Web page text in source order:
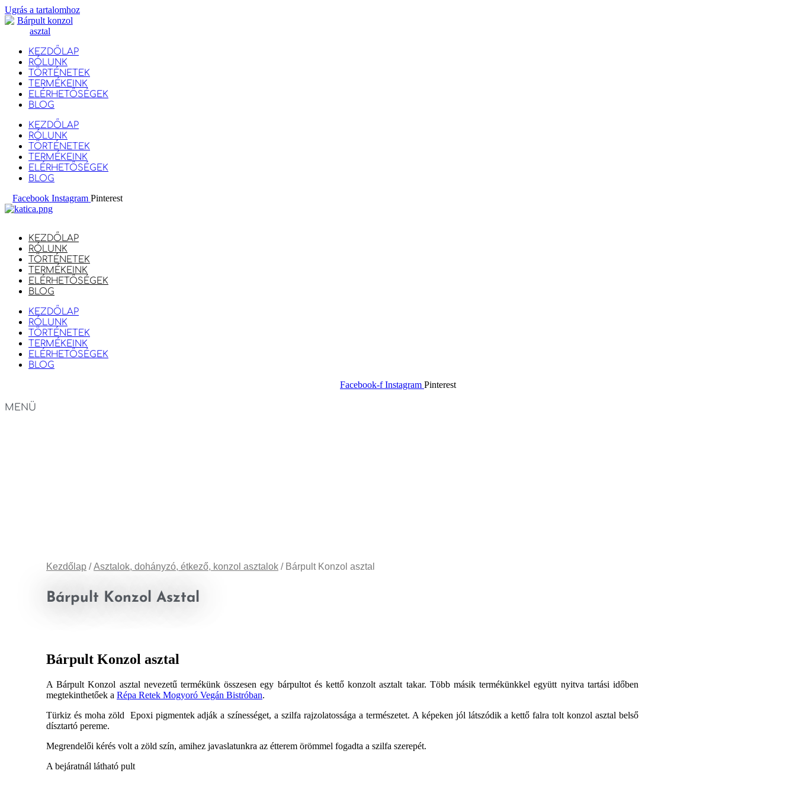
Ugrás a tartalomhoz
KEZDŐLAP
RÓLUNK
TÖRTÉNETEK
TERMÉKEINK
ELÉRHETŐSÉGEK
BLOG
KEZDŐLAP
RÓLUNK
TÖRTÉNETEK
TERMÉKEINK
ELÉRHETŐSÉGEK
BLOG
Facebook Instagram Pinterest
KEZDŐLAP
RÓLUNK
TÖRTÉNETEK
TERMÉKEINK
ELÉRHETŐSÉGEK
BLOG
KEZDŐLAP
RÓLUNK
TÖRTÉNETEK
TERMÉKEINK
ELÉRHETŐSÉGEK
BLOG
Facebook-f Instagram Pinterest
MENÜ
Kezdőlap /Asztalok, dohányzó, étkező, konzol asztalok / Bárpult Konzol asztal
Bárpult Konzol Asztal
Bárpult Konzol asztal
A Bárpult Konzol asztal nevezetű termékünk összesen egy bárpultot és kettő konzolt asztalt takar. Több másik termékünkkel együtt nyitva tartási időben
megtekinthetőek a Répa Retek Mogyoró Vegán Bistróban.
Türkiz és moha zöld Epoxi pigmentek adják a színességet, a szilfa rajzolatossága a természetet. A képeken jól látszódik a kettő falra tolt konzol asztal belső
dísztartó pereme.
Megrendelői kérés volt a zöld szín, amihez javaslatunkra az étterem örömmel fogadta a szilfa szerepét.
A bejáratnál látható pult